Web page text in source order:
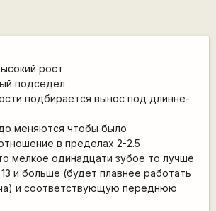
рост
подседел
подбирается вынос под длинне-
меняются чтобы было
в пределах 2-2.5
мелкое одинадцати зубое то лучше
и больше (будет плавнее работать
и соответствующую переднюю